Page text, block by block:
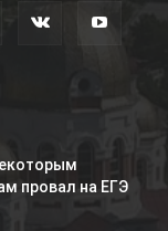
провал на ЕГЭ